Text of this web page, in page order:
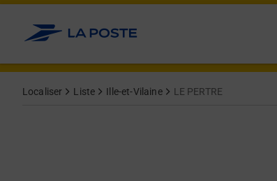
Allez au contenu
Localiser Liste Ille-et-Vilaine LE PERTRE
Afficher ou masquer la réponse
Afficher ou masquer la réponse
Afficher ou masquer la réponse
Afficher ou masquer la réponse
Afficher ou masquer la réponse